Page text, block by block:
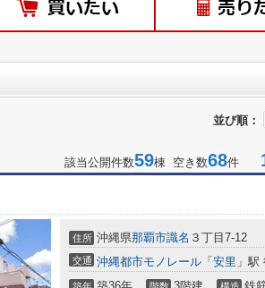
並び順：
該当公開件数59棟 空き数68件
住所 沖縄県那覇市識名 ３丁目7-12
交通 沖縄都市モノレール 「 安里 」駅